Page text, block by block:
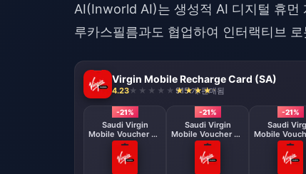
AI(Inworld AI)는 생성적 AI 디지털 휴먼
루카스필름과도 협업하여 인터랙티브
Virgin Mobile Recharge Card (SA)
4.23 915 개 판매됨
-21%
Saudi Virgin
Mobile Voucher SR
20
-21%
Saudi Virgin
Mobile Voucher SR
50
-21%
Saudi
Mobile
100